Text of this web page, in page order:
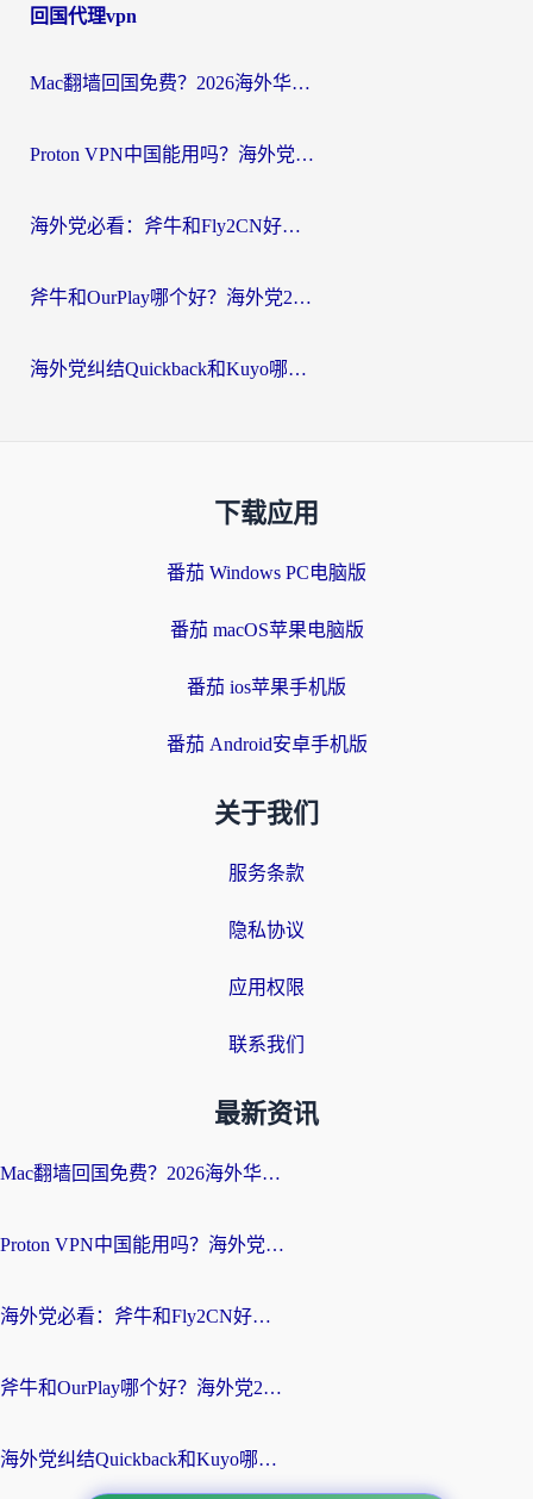
回国代理vpn
Mac翻墙回国免费？2026海外华人亲测：从CCTV5直播到国内APP，这样选加速器才靠谱
Proton VPN中国能用吗？海外党选回国加速器的避坑指南（附番茄加速器实测）
海外党必看：斧牛和Fly2CN好用吗？3招教你选对回国加速器（附免费试用攻略）
斧牛和OurPlay哪个好？海外党2026亲测：选对加速器，国内资源秒加载
海外党纠结Quickback和Kuyo哪个好？选对回国加速器才能无缝刷国内资源
下载应用
番茄 Windows PC电脑版
番茄 macOS苹果电脑版
番茄 ios苹果手机版
番茄 Android安卓手机版
关于我们
服务条款
隐私协议
应用权限
联系我们
最新资讯
Mac翻墙回国免费？2026海外华人亲测：从CCTV5直播到国内APP，这样选加速器才靠谱
Proton VPN中国能用吗？海外党选回国加速器的避坑指南（附番茄加速器实测）
海外党必看：斧牛和Fly2CN好用吗？3招教你选对回国加速器（附免费试用攻略）
斧牛和OurPlay哪个好？海外党2026亲测：选对加速器，国内资源秒加载
海外党纠结Quickback和Kuyo哪个好？选对回国加速器才能无缝刷国内资源